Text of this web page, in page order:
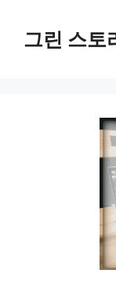
그린 스토